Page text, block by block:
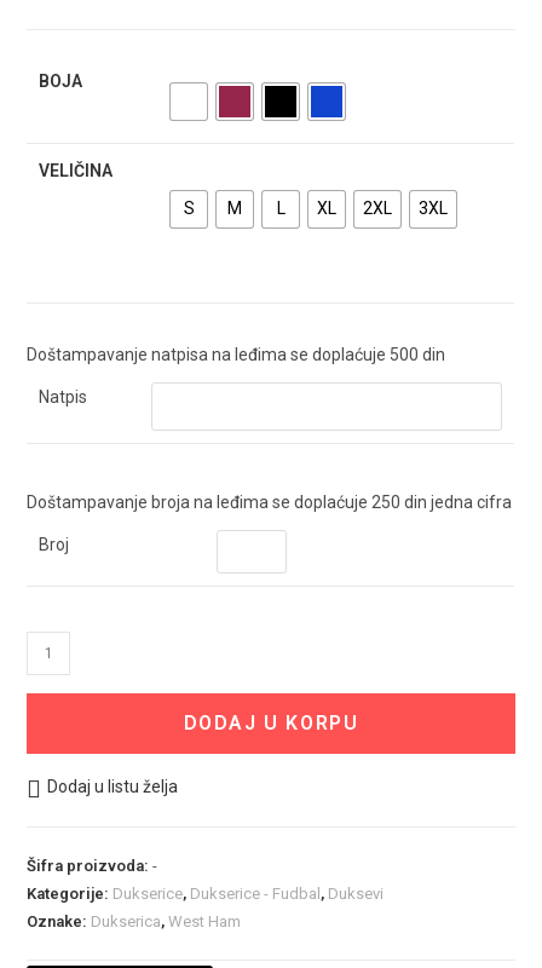
BOJA
VELIČINA
S
M L XL 2XL 3XL
Doštampavanje natpisa na leđima se doplaćuje 500 din
Natpis
Doštampavanje broja na leđima se doplaćuje 250 din jedna cifra
Broj
West
Ham
DODAJ U KORPU
Dodaj u listu želja
Šifra proizvoda:-
Kategorije: Dukserice, Dukserice - Fudbal , Duksevi
Oznake: Dukserica,West Ham